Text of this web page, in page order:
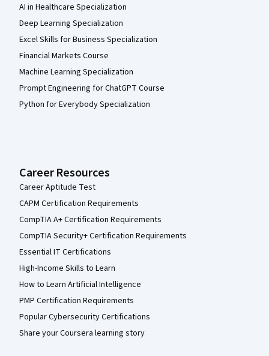
AI in Healthcare Specialization
Deep Learning Specialization
Excel Skills for Business Specialization
Financial Markets Course
Machine Learning Specialization
Prompt Engineering for ChatGPT Course
Python for Everybody Specialization
Career Resources
Career Aptitude Test
CAPM Certification Requirements
CompTIA A+ Certification Requirements
CompTIA Security+ Certification Requirements
Essential IT Certifications
High-Income Skills to Learn
How to Learn Artificial Intelligence
PMP Certification Requirements
Popular Cybersecurity Certifications
Share your Coursera learning story